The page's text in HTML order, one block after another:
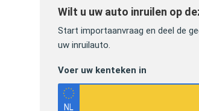
Wilt u uw auto inruilen op
Start importaanvraag en deel de
uw inruilauto.
Voer uw kenteken in